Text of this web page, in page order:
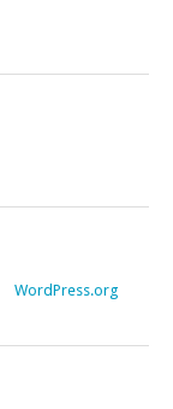
WordPress.org